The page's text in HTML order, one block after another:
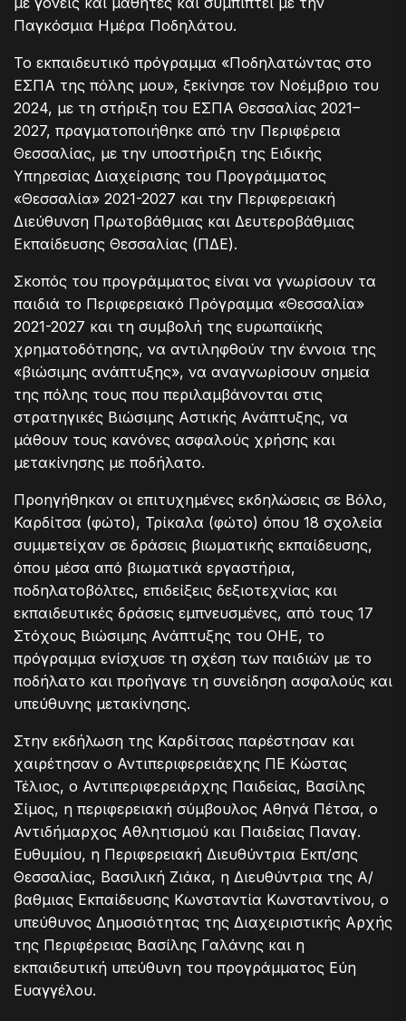
Παγκόσμια Ημέρα Ποδηλάτου.
Το εκπαιδευτικό πρόγραμμα «Ποδηλατώντας στο
ΕΣΠΑ της πόλης μου», ξεκίνησε τον Νοέμβριο του
2024, με τη στήριξη του ΕΣΠΑ Θεσσαλίας 2021–
2027, πραγματοποιήθηκε από την Περιφέρεια
Θεσσαλίας, με την υποστήριξη της Ειδικής
Υπηρεσίας Διαχείρισης του Προγράμματος
«Θεσσαλία» 2021-2027 και την Περιφερειακή
Διεύθυνση Πρωτοβάθμιας και Δευτεροβάθμιας
Εκπαίδευσης Θεσσαλίας (ΠΔΕ).
Σκοπός του προγράμματος είναι να γνωρίσουν τα
παιδιά το Περιφερειακό Πρόγραμμα «Θεσσαλία»
2021-2027 και τη συμβολή της ευρωπαϊκής
χρηματοδότησης, να αντιληφθούν την έννοια της
«βιώσιμης ανάπτυξης», να αναγνωρίσουν σημεία
της πόλης τους που περιλαμβάνονται στις
στρατηγικές Βιώσιμης Αστικής Ανάπτυξης, να
μάθουν τους κανόνες ασφαλούς χρήσης και
μετακίνησης με ποδήλατο.
Προηγήθηκαν οι επιτυχημένες εκδηλώσεις σε Βόλο,
Καρδίτσα (φώτο), Τρίκαλα (φώτο) όπου 18 σχολεία
συμμετείχαν σε δράσεις βιωματικής εκπαίδευσης,
όπου μέσα από βιωματικά εργαστήρια,
ποδηλατοβόλτες, επιδείξεις δεξιοτεχνίας και
εκπαιδευτικές δράσεις εμπνευσμένες, από τους 17
Στόχους Βιώσιμης Ανάπτυξης του ΟΗΕ, το
πρόγραμμα ενίσχυσε τη σχέση των παιδιών με το
ποδήλατο και προήγαγε τη συνείδηση ασφαλούς και
υπεύθυνης μετακίνησης.
Στην εκδήλωση της Καρδίτσας παρέστησαν και
χαιρέτησαν ο Αντιπεριφερειάεχης ΠΕ Κώστας
Τέλιος, ο Αντιπεριφερειάρχης Παιδείας, Βασίλης
Σίμος, η περιφερειακή σύμβουλος Αθηνά Πέτσα, ο
Αντιδήμαρχος Αθλητισμού και Παιδείας Παναγ.
Ευθυμίου, η Περιφερειακή Διευθύντρια Εκπ/σης
Θεσσαλίας, Βασιλική Ζιάκα, η Διευθύντρια της Α/
βαθμιας Εκπαίδευσης Κωνσταντία Κωνσταντίνου, ο
υπεύθυνος Δημοσιότητας της Διαχειριστικής Αρχής
της Περιφέρειας Βασίλης Γαλάνης και η
εκπαιδευτική υπεύθυνη του προγράμματος Εύη
Ευαγγέλου.